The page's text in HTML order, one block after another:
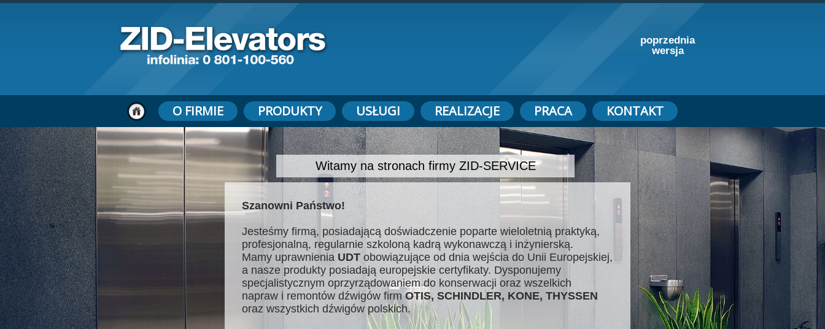
poprzednia
wersja
O FIRMIE PRODUKTY USŁUGI REALIZACJE PRACA KONTAKT
Witamy na stronach firmy ZID-SERVICE
Szanowni Państwo!
Jesteśmy firmą, posiadającą doświadczenie poparte wieloletnią praktyką,
profesjonalną, regularnie szkoloną kadrą wykonawczą i inżynierską.
Mamy uprawnienia UDT obowiązujące od dnia wejścia do Unii Europejskiej,
a nasze produkty posiadają europejskie certyfikaty. Dysponujemy
specjalistycznym oprzyrządowaniem do konserwacji oraz wszelkich
napraw i remontów dźwigów firmOTIS, SCHINDLER, KONE, THYSSEN
oraz wszystkich dźwigów polskich.